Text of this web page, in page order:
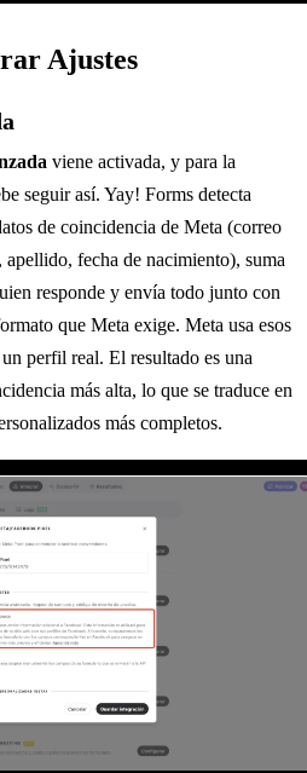
Ajustes
viene activada, y para la
seguir así. Yay! Forms detecta
de coincidencia de Meta (correo
fecha de nacimiento), suma
responde y envía todo junto con
que Meta exige. Meta usa esos
perfil real. El resultado es una
más alta, lo que se traduce en
más completos.